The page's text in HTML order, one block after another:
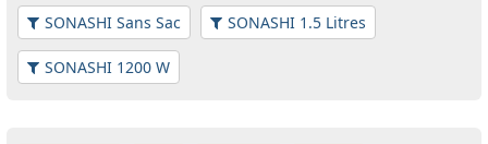
SONASHI Sans Sac SONASHI 1.5 Litres
SONASHI 1200 W